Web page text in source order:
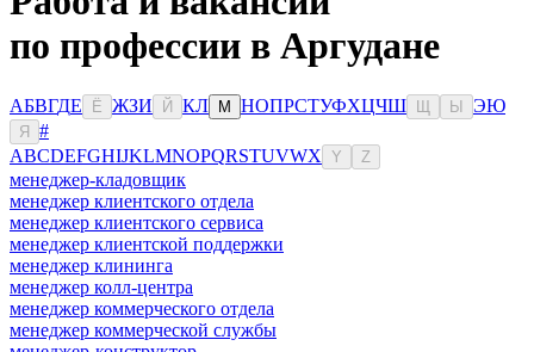
по профессии в Аргудане
АБВГДЕ Ё ЖЗИ Й КЛ М НОПРСТУФХЦЧШ Ы ЭЮ
Я
#
ABCDEFGHIJKLMNOPQRSTUVWX Y Z
менеджер-кладовщик
менеджер клиентского отдела
менеджер клиентского сервиса
менеджер клиентской поддержки
менеджер клининга
менеджер колл-центра
менеджер коммерческого отдела
менеджер коммерческой службы